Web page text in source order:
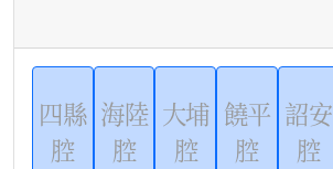
四縣
腔
海陸
腔
大埔
腔
饒平
腔
詔安
腔